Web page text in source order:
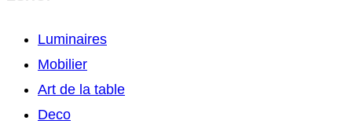
Luminaires
Mobilier
Art de la table
Deco